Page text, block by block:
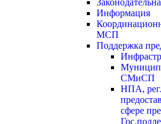
Информация
МСП
Поддержка
СМиСП
НПА,
сфере